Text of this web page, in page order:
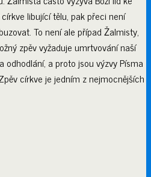
libující tělu, pak přeci není
To není ale případ Žalmisty,
zpěv vyžaduje umrtvování naší
odhodlání, a proto jsou výzvy Písma
církve je jedním z nejmocnějších